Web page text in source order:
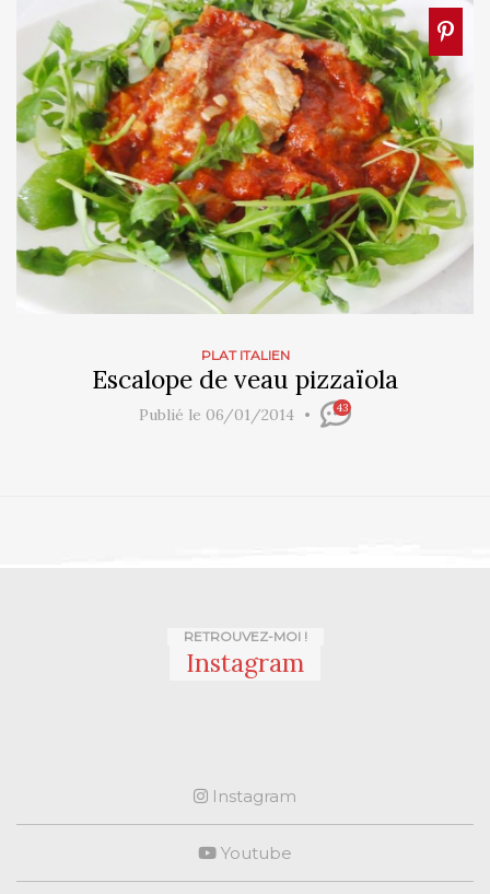
PLAT ITALIEN
Escalope de veau pizzaïola
Publié le 06/01/2014 43
RETROUVEZ-MOI !
Instagram
Instagram
Youtube